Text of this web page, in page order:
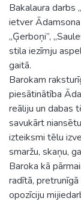
Bakalaura darbs
ietver Ādamsona
„Ģerboņi”,
stila iezīmju
gaitā.
Barokam
piesātinātība
reāliju un dabas
savukārt
izteiksmi tēlu
smaržu, skaņu,
Baroka kā
radītā,
opozīciju